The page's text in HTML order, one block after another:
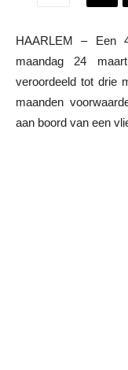
HAARLEM – Een
maandag 24
veroordeeld tot drie
maanden
aan boord van een